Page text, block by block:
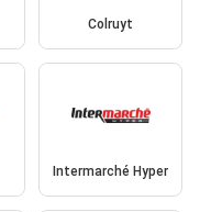
Colruyt
Intermarché Hyper